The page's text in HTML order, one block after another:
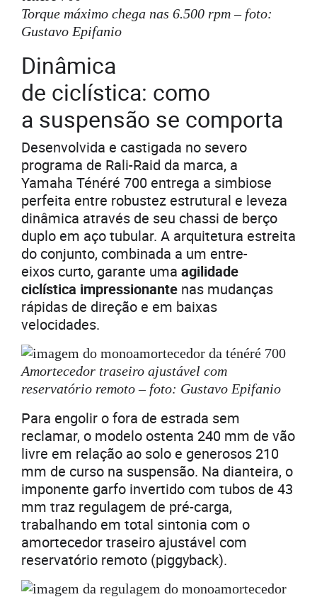
Torque máximo chega nas 6.500 rpm – foto:
Gustavo Epifanio
Dinâmica
de ciclística: como
a suspensão se comporta
Desenvolvida e castigada no severo
programa de Rali-Raid da marca, a
Yamaha Ténéré 700 entrega a simbiose
perfeita entre robustez estrutural e leveza
dinâmica através de seu chassi de berço
duplo em aço tubular. A arquitetura estreita
do conjunto, combinada a um entre-
eixos curto, garante uma agilidade
ciclística impressionante nas mudanças
rápidas de direção e em baixas
velocidades.
Amortecedor traseiro ajustável com
reservatório remoto – foto: Gustavo Epifanio
Para engolir o fora de estrada sem
reclamar, o modelo ostenta 240 mm de vão
livre em relação ao solo e generosos 210
mm de curso na suspensão. Na dianteira, o
imponente garfo invertido com tubos de 43
mm traz regulagem de pré-carga,
trabalhando em total sintonia com o
amortecedor traseiro ajustável com
reservatório remoto (piggyback).